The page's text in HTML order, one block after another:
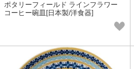
ポタリーフィールド ラインフラワー
コーヒー碗皿[日本製/洋食器]